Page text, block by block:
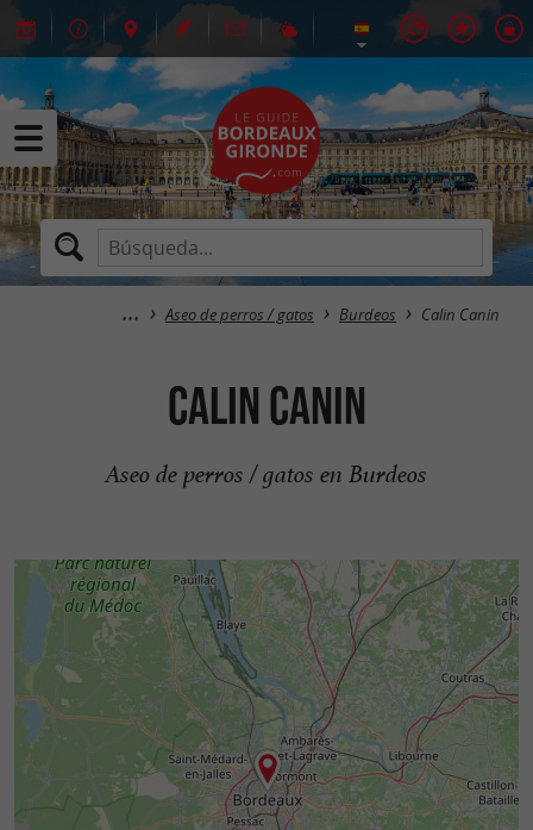
Aseo de perros / gatos Burdeos Calin Canin
Calin Canin
Aseo de perros / gatos en Burdeos